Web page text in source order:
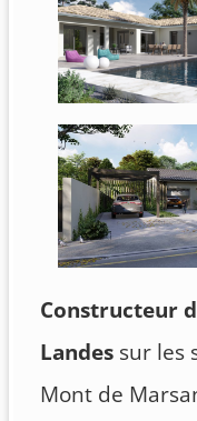
Constructeur
Landes sur les
Mont de